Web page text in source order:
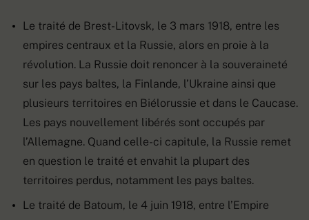
Le traité de Brest-Litovsk, le 3 mars 1918, entre les
empires centraux et la Russie, alors en proie à la
révolution. La Russie doit renoncer à la souveraineté
sur les pays baltes, la Finlande, l’Ukraine ainsi que
plusieurs territoires en Biélorussie et dans le Caucase.
Les pays nouvellement libérés sont occupés par
l’Allemagne. Quand celle-ci capitule, la Russie remet
en question le traité et envahit la plupart des
territoires perdus, notamment les pays baltes.
Le traité de Batoum, le 4 juin 1918, entre l’Empire